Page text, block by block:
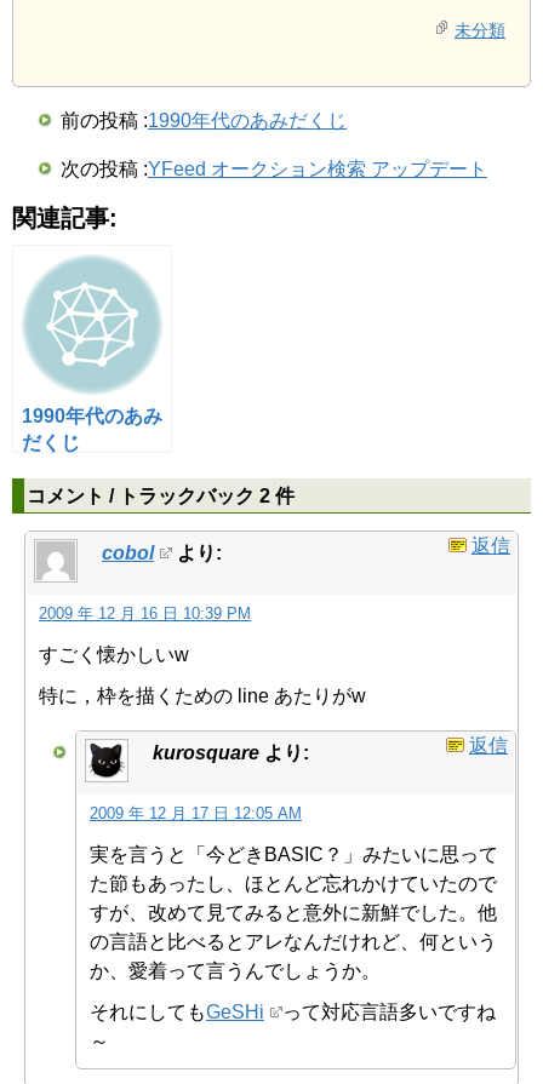
50
51
52
53
54
55
56
57
59
60
61
62
64
65
'------パスワードの比較・確認
yorn:
IFword$ pass$ THEN GOTOexeexit
'------入力された情報の削除
word$
inword$
r
CLS
2
GOTOstart
'------終了
exeexit:
CLS 0
未分類
前の投稿 :1990年代のあみだくじ
次の投稿 :YFeed オークション検索 アップデート
関連記事:
1990年代のあみ
だくじ
コメント / トラックバック 2 件
cobol より:
2009 年 12 月 16 日 10:39 PM
すごく懐かしいw
特に，枠を描くための line あたりがw
返信
kurosquare より:
2009 年 12 月 17 日 12:05 AM
実を言うと「今どきBASIC？」みたいに思って
た節もあったし、ほとんど忘れかけていたので
すが、改めて見てみると意外に新鮮でした。他
の言語と比べるとアレなんだけれど、何という
か、愛着って言うんでしょうか。
それにしてもGeSHi
って対応言語多いですね
～
返信